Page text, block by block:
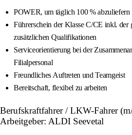
POWER, um täglich 100 % abzuliefern
Führerschein der Klasse C/CE inkl. der
zusätzlichen Qualifikationen
Serviceorientierung bei der
Filialpersonal
Freundliches Auftreten und Teamgeist
Bereitschaft, flexibel zu arbeiten
Berufskraftfahrer / LKW-Fahrer
Arbeitgeber: ALDI Seevetal